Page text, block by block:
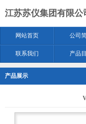
江苏苏仪集团有限公
网站首页 公司
联系我们 产品
产品展示